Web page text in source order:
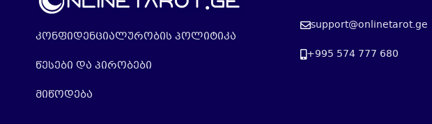
კონფიდენციალურობის პოლიტიკა
წესები და პირობები
მიწოდება
support@onlinetarot.ge
+995 574 777 680